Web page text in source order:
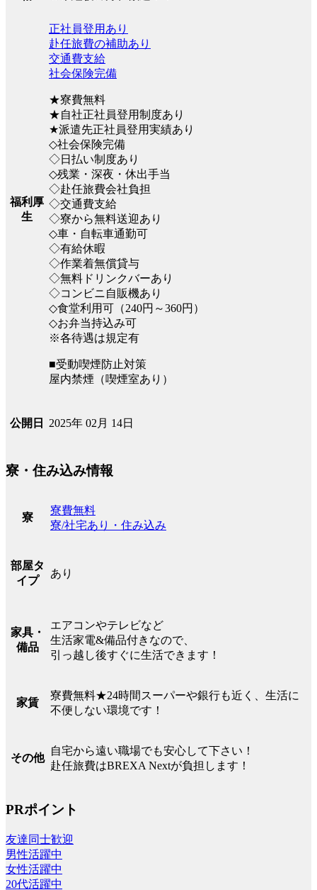
福利厚
生
正社員登用あり
赴任旅費の補助あり
交通費支給
社会保険完備
★寮費無料
★自社正社員登用制度あり
★派遣先正社員登用実績あり
◇社会保険完備
◇日払い制度あり
◇残業・深夜・休出手当
◇赴任旅費会社負担
◇交通費支給
◇寮から無料送迎あり
◇車・自転車通勤可
◇有給休暇
◇作業着無償貸与
◇無料ドリンクバーあり
◇コンビニ自販機あり
◇食堂利用可（240円～360円）
◇お弁当持込み可
※各待遇は規定有
■受動喫煙防止対策
屋内禁煙（喫煙室あり）
公開日 2025年 02月 14日
寮・住み込み情報
寮
寮費無料
寮/社宅あり・住み込み
部屋タ
イプ
あり
家具・
備品
エアコンやテレビなど
生活家電&備品付きなので、
引っ越し後すぐに生活できます！
家賃
寮費無料★24時間スーパーや銀行も近く、生活に
不便しない環境です！
その他
自宅から遠い職場でも安心して下さい！
赴任旅費はBREXA Nextが負担します！
PRポイント
友達同士歓迎
男性活躍中
女性活躍中
20代活躍中